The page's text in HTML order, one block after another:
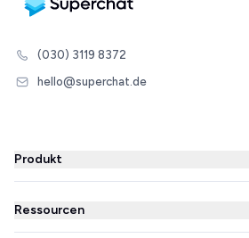
(030) 3119 8372
hello@superchat.de
Produkt
WhatsApp Business
WhatsApp Newsletter
Ressourcen
Blog